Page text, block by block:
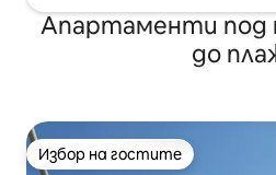
Апартаменти под
до
Избор на гостите
Избор на гостите